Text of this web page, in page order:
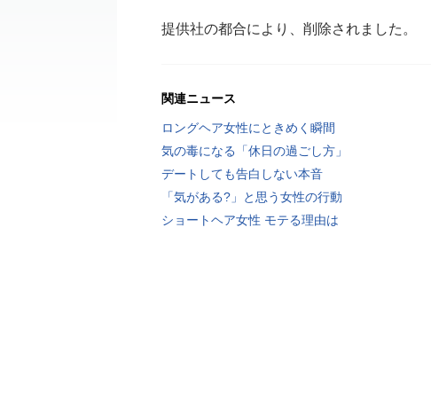
提供社の都合により、削除されました。
関連ニュース
ロングヘア女性にときめく瞬間
気の毒になる「休日の過ごし方」
デートしても告白しない本音
「気がある?」と思う女性の行動
ショートヘア女性 モテる理由は